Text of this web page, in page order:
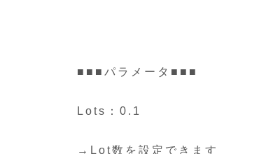
■■■パラメータ■■■
Lots：0.1
→Lot数を設定できます